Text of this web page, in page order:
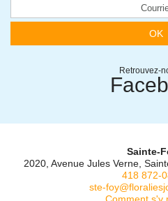
OK
Retrouvez-
Sainte-
2020, Avenue Jules Verne,
418 872-
ste-